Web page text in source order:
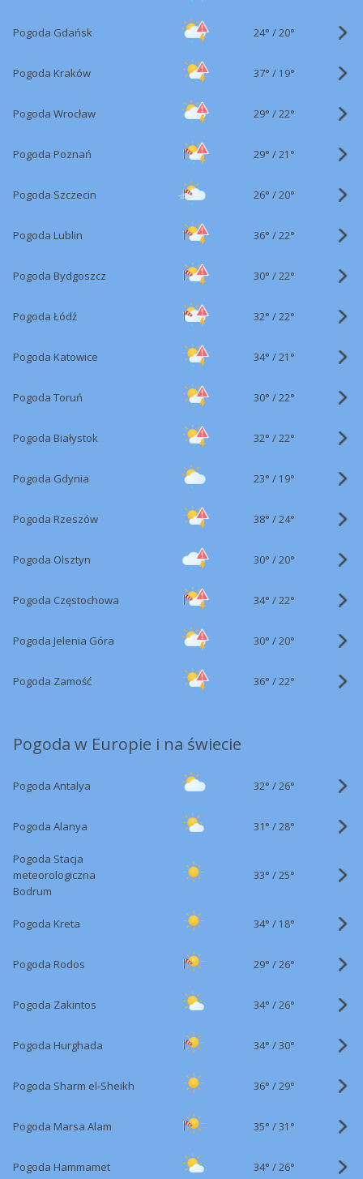
Pogoda Gdańsk 24° /20°
Pogoda Kraków 37° / 19°
Pogoda Wrocław 29° /22°
Pogoda Poznań 29° /21°
Pogoda Szczecin 26° /20°
Pogoda Lublin 36° /22°
Pogoda Bydgoszcz 30° /22°
Pogoda Łódź 32° /22°
Pogoda Katowice 34° /21°
Pogoda Toruń 30° /22°
Pogoda Białystok 32° /22°
Pogoda Gdynia 23° / 19°
Pogoda Rzeszów 38° /24°
Pogoda Olsztyn 30° /20°
Pogoda Częstochowa 34° /22°
Pogoda Jelenia Góra 30° /20°
Pogoda Zamość 36° /22°
Pogoda w Europie i na świecie
Pogoda Antalya 32° /26°
Pogoda Alanya 31° /28°
Pogoda Stacja
meteorologiczna
Bodrum
33° /25°
Pogoda Kreta 34° / 18°
Pogoda Rodos 29° /26°
Pogoda Zakintos 34° /26°
Pogoda Hurghada 34° /30°
Pogoda Sharm el-Sheikh 36° /29°
Pogoda Marsa Alam 35° /31°
Pogoda Hammamet 34° /26°